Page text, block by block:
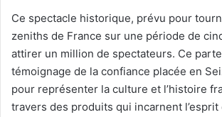
Ce spectacle historique, prévu pour
zeniths de France sur une période de
attirer un million de spectateurs. Ce
témoignage de la confiance placée en
pour représenter la culture et l’histoire
travers des produits qui incarnent